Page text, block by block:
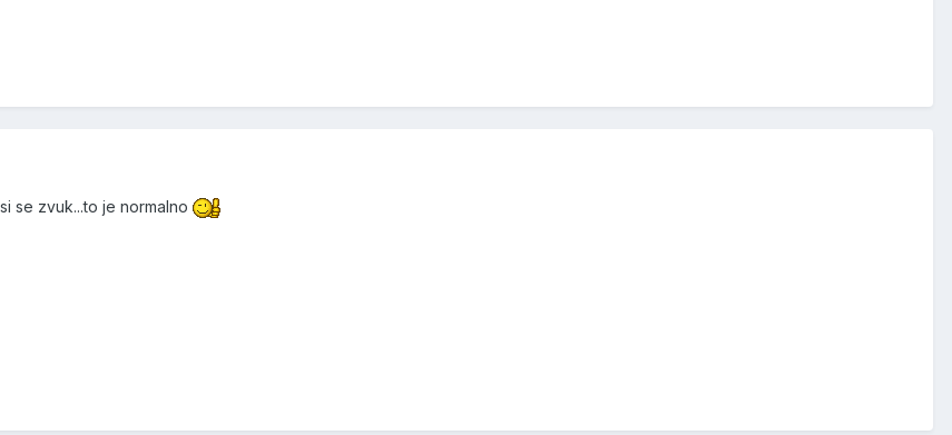
se zvuk...to je normalno